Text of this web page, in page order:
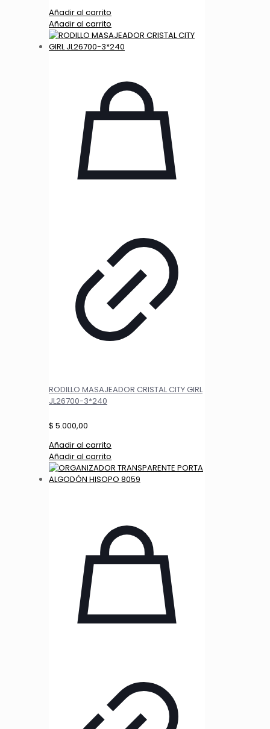
Añadir al carrito
Añadir al carrito
RODILLO MASAJEADOR CRISTAL CITY GIRL
JL26700-3*240
$ 5.000,00
Añadir al carrito
Añadir al carrito